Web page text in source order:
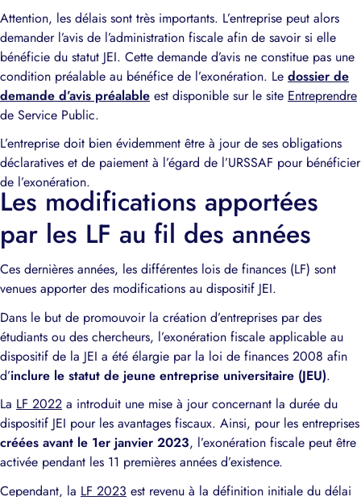
Attention, les délais sont très importants. L’entreprise peut alors
demander l’avis de l’administration fiscale afin de savoir si elle
bénéficie du statut JEI. Cette demande d’avis ne constitue pas une
condition préalable au bénéfice de l’exonération. Le dossier de
demande d’avis préalable est disponible sur le site Entreprendre
de Service Public.
L’entreprise doit bien évidemment être à jour de ses obligations
déclaratives et de paiement à l’égard de l’URSSAF pour bénéficier
de l’exonération.
Les modifications apportées
par les LF au fil des années
Ces dernières années, les différentes lois de finances (LF) sont
venues apporter des modifications au dispositif JEI.
Dans le but de promouvoir la création d’entreprises par des
étudiants ou des chercheurs, l’exonération fiscale applicable au
dispositif de la JEI a été élargie par la loi de finances 2008 afin
d’inclure le statut de jeune entreprise universitaire (JEU).
La LF 2022 a introduit une mise à jour concernant la durée du
dispositif JEI pour les avantages fiscaux. Ainsi, pour les entreprises
créées avant le 1er janvier 2023, l’exonération fiscale peut être
activée pendant les 11 premières années d’existence.
Cependant, la LF 2023 est revenu à la définition initiale du délai